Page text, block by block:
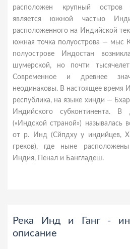
расположен крупный остров
является южной частью
расположенного на Индийской
южная точка полуострова — мыс
полуострове Индостан
шумерской, но почти
Современное и древнее
неодинаковы. В настоящее время
республика, на языке хинди —
Индийского субконтинента.
(«Индской страной») называлась
от р. Инд (Сйпдху у индийцев,
греков), где ныне расположены
Индия, Пенал и Бангладеш.
Река Инд и Ганг -
описание